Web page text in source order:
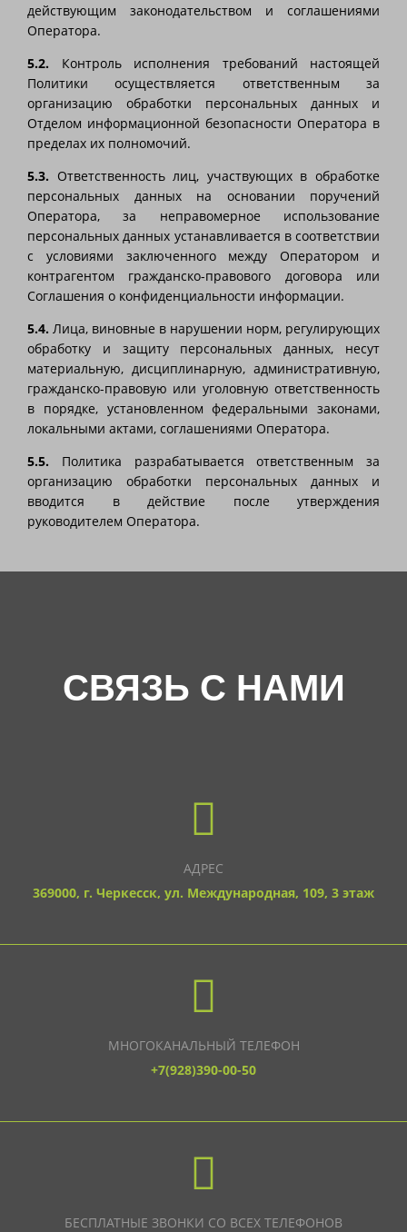
действующим законодательством и соглашениями
Оператора.
5.2. Контроль исполнения требований настоящей
Политики осуществляется ответственным за
организацию обработки персональных данных и
Отделом информационной безопасности Оператора в
пределах их полномочий.
5.3. Ответственность лиц, участвующих в обработке
персональных данных на основании поручений
Оператора, за неправомерное использование
персональных данных устанавливается в соответствии
с условиями заключенного между Оператором и
контрагентом гражданско-правового договора или
Соглашения о конфиденциальности информации.
5.4. Лица, виновные в нарушении норм, регулирующих
обработку и защиту персональных данных, несут
материальную, дисциплинарную, административную,
гражданско-правовую или уголовную ответственность
в порядке, установленном федеральными законами,
локальными актами, соглашениями Оператора.
5.5. Политика разрабатывается ответственным за
организацию обработки персональных данных и
вводится в действие после утверждения
руководителем Оператора.
СВЯЗЬ С НАМИ
АДРЕС
369000, г. Черкесск, ул. Международная, 109, 3 этаж
МНОГОКАНАЛЬНЫЙ ТЕЛЕФОН
+7(928)390-00-50
БЕСПЛАТНЫЕ ЗВОНКИ СО ВСЕХ ТЕЛЕФОНОВ